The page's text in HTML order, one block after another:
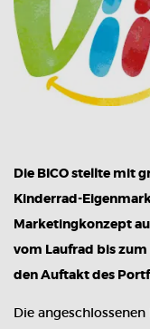
Die BICO stellte mit
Kinderrad-
Marketingkonzept
vom Laufrad bis zum
den Auftakt des
Die